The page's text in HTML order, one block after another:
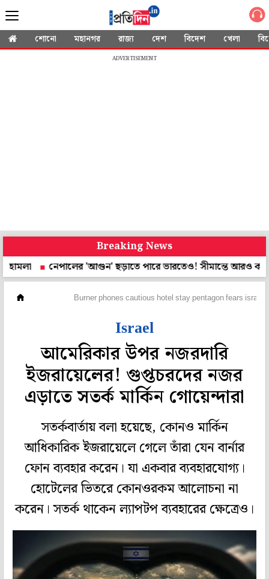
শোনো মহানগর রাজ্য দেশ বিদেশ খেলা
ADVERTISEMENT
Breaking News
নেপালের 'আগুন' ছড়াতে পারে ভারতেও! সীমান্তে আরও কড়া
Burner phones cautious hotel stay pentagon fears israel
Israel
আমেরিকার উপর নজরদারি
ইজরায়েলের! গুপ্তচরদের নজর
এড়াতে সতর্ক মার্কিন গোয়েন্দারা
সতর্কবার্তায় বলা হয়েছে, কোনও মার্কিন
আধিকারিক ইজরায়েলে গেলে তাঁরা যেন বার্নার
ফোন ব্যবহার করেন। যা একবার ব্যবহারযোগ্য।
হোটেলের ভিতরে কোনওরকম আলোচনা না
করেন। সতর্ক থাকেন ল্যাপটপ ব্যবহারের ক্ষেত্রেও।